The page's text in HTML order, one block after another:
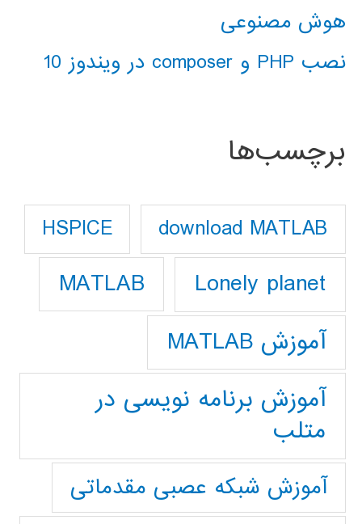
هوش مصنوعی
نصب PHP و composer در ویندوز 10
برچسب‌ها
download MATLAB
HSPICE
Lonely planet
MATLAB
آموزش MATLAB
آموزش برنامه نویسی در
متلب
آموزش شبکه عصبی مقدماتی